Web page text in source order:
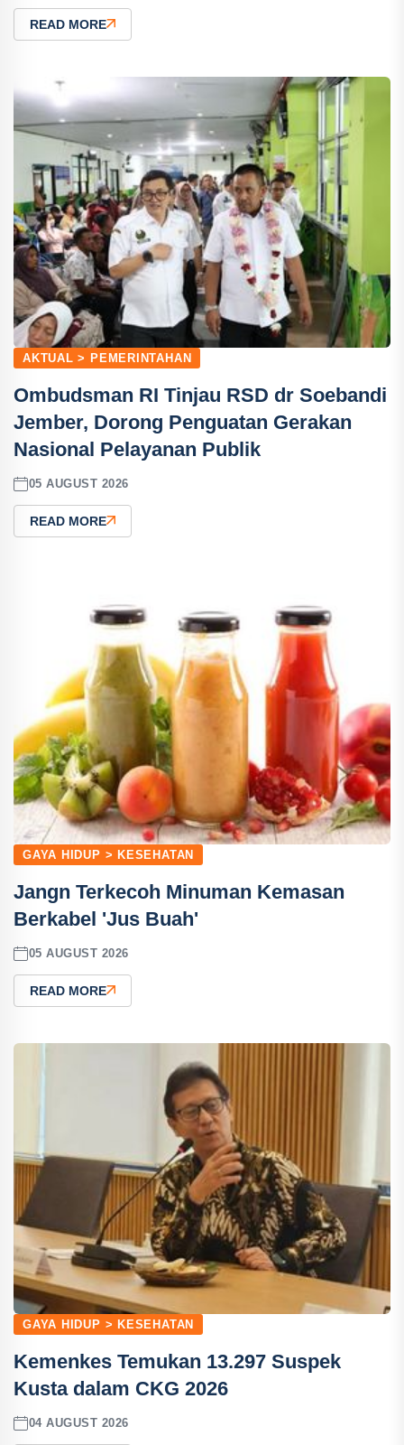
READ MORE
AKTUAL > PEMERINTAHAN
Ombudsman RI Tinjau RSD dr Soebandi
Jember, Dorong Penguatan Gerakan
Nasional Pelayanan Publik
05 AUGUST 2026
READ MORE
GAYA HIDUP > KESEHATAN
Jangn Terkecoh Minuman Kemasan
Berkabel 'Jus Buah'
05 AUGUST 2026
READ MORE
GAYA HIDUP > KESEHATAN
Kemenkes Temukan 13.297 Suspek
Kusta dalam CKG 2026
04 AUGUST 2026